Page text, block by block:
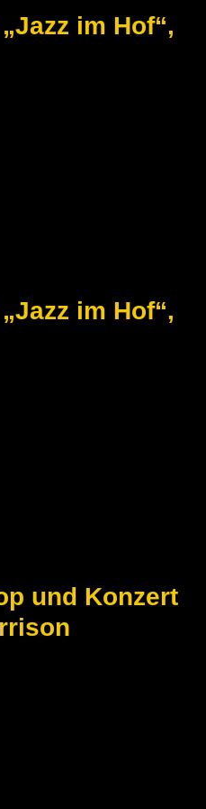
im Hof“,
im Hof“,
und Konzert